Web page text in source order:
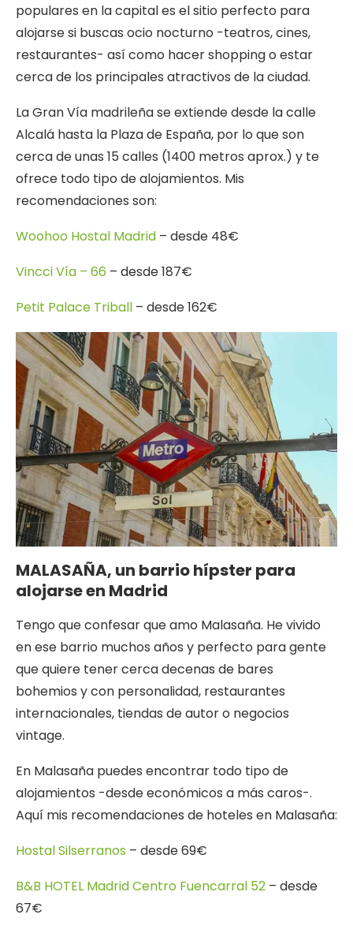
populares en la capital es el sitio perfecto para
alojarse si buscas ocio nocturno -teatros, cines,
restaurantes- así como hacer shopping o estar
cerca de los principales atractivos de la ciudad.
La Gran Vía madrileña se extiende desde la calle
Alcalá hasta la Plaza de España, por lo que son
cerca de unas 15 calles (1400 metros aprox.) y te
ofrece todo tipo de alojamientos. Mis
recomendaciones son:
Woohoo Hostal Madrid – desde 48€
Vincci Vía – 66 – desde 187€
Petit Palace Triball – desde 162€
MALASAÑA, un barrio hípster para
alojarse en Madrid
Tengo que confesar que amo Malasaña. He vivido
en ese barrio muchos años y perfecto para gente
que quiere tener cerca decenas de bares
bohemios y con personalidad, restaurantes
internacionales, tiendas de autor o negocios
vintage.
En Malasaña puedes encontrar todo tipo de
alojamientos -desde económicos a más caros-.
Aquí mis recomendaciones de hoteles en Malasaña:
Hostal Silserranos – desde 69€
B&B HOTEL Madrid Centro Fuencarral 52 – desde
67€